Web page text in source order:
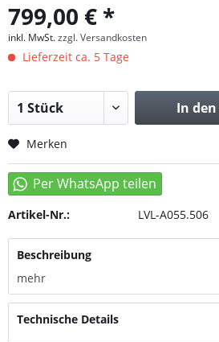
799,00 € *
inkl. MwSt.zzgl. Versandkosten
Lieferzeit ca. 5 Tage
In den
Merken
Artikel-Nr.: LVL-A055.506
Beschreibung
mehr
Technische Details